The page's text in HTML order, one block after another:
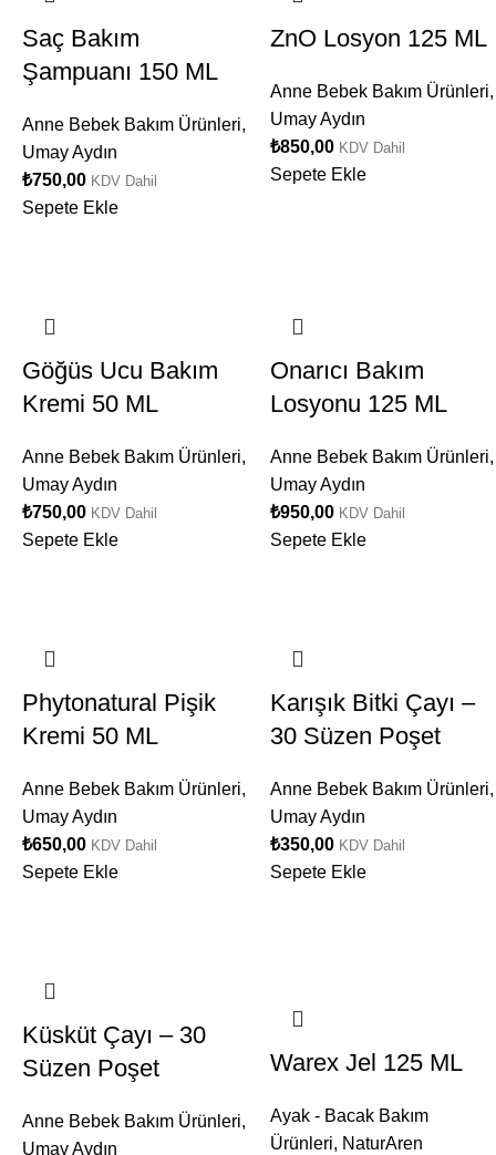
Saç Bakım
Şampuanı 150 ML
Anne Bebek Bakım Ürünleri,
Umay Aydın
₺750,00 KDV Dahil
Sepete Ekle
ZnO Losyon 125 ML
Anne Bebek Bakım Ürünleri,
Umay Aydın
₺850,00 KDV Dahil
Sepete Ekle
Göğüs Ucu Bakım
Kremi 50 ML
Anne Bebek Bakım Ürünleri,
Umay Aydın
₺750,00 KDV Dahil
Sepete Ekle
Onarıcı Bakım
Losyonu 125 ML
Anne Bebek Bakım Ürünleri,
Umay Aydın
₺950,00 KDV Dahil
Sepete Ekle
Phytonatural Pişik
Kremi 50 ML
Anne Bebek Bakım Ürünleri,
Umay Aydın
₺650,00 KDV Dahil
Sepete Ekle
Karışık Bitki Çayı –
30 Süzen Poşet
Anne Bebek Bakım Ürünleri,
Umay Aydın
₺350,00 KDV Dahil
Sepete Ekle
Küsküt Çayı – 30
Süzen Poşet
Anne Bebek Bakım Ürünleri,
Umay Aydın
Warex Jel 125 ML
Ayak - Bacak Bakım
Ürünleri, NaturAren